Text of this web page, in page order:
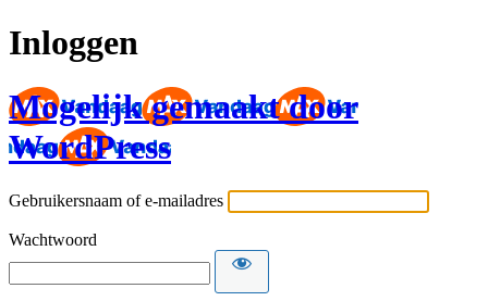
Inloggen
Mogelijk gemaakt door
WordPress
Gebruikersnaam of e-mailadres
Wachtwoord